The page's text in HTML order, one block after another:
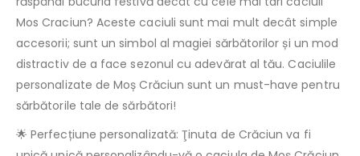
Mos Craciun? Aceste caciuli sunt mai mult decât simple
accesorii; sunt un simbol al magiei sărbătorilor și un mod
distractiv de a face sezonul cu adevărat al tău. Caciulile
personalizate de Moș Crăciun sunt un must-have pentru
sărbătorile tale de sărbători!
🌟 Perfecțiune personalizată: Ţinuta de Crăciun va fi